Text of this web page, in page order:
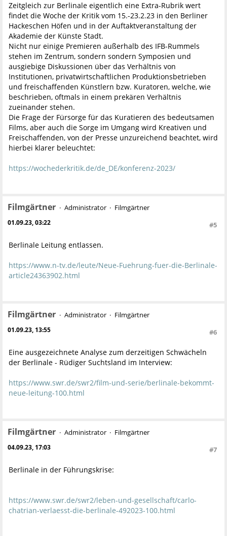
Zeitgleich zur Berlinale eigentlich eine Extra-Rubrik wert
findet die Woche der Kritik vom 15.-23.2.23 in den Berliner
Hackeschen Höfen und in der Auftaktveranstaltung der
Akademie der Künste Stadt.
Nicht nur einige Premieren außerhalb des IFB-Rummels
stehen im Zentrum, sondern sondern Symposien und
ausgiebige Diskussionen über das Verhältnis von
Institutionen, privatwirtschaftlichen Produktionsbetrieben
und freischaffenden Künstlern bzw. Kuratoren, welche, wie
beschrieben, oftmals in einem prekären Verhältnis
zueinander stehen.
Die Frage der Fürsorge für das Kuratieren des bedeutsamen
Films, aber auch die Sorge im Umgang wird Kreativen und
Freischaffenden, von der Presse unzureichend beachtet, wird
hierbei klarer beleuchtet:
https://wochederkritik.de/de_DE/konferenz-2023/
Filmgärtner Administrator Filmgärtner
01.09.23, 03:22 #5
Berlinale Leitung entlassen.
https://www.n-tv.de/leute/Neue-Fuehrung-fuer-die-Berlinale-
article24363902.html
Filmgärtner Administrator Filmgärtner
01.09.23, 13:55 #6
Eine ausgezeichnete Analyse zum derzeitigen Schwächeln
der Berlinale - Rüdiger Suchtsland im Interview:
https://www.swr.de/swr2/film-und-serie/berlinale-bekommt-
neue-leitung-100.html
Filmgärtner Administrator Filmgärtner
04.09.23, 17:03 #7
Berlinale in der Führungskrise:
https://www.swr.de/swr2/leben-und-gesellschaft/carlo-
chatrian-verlaesst-die-berlinale-492023-100.html